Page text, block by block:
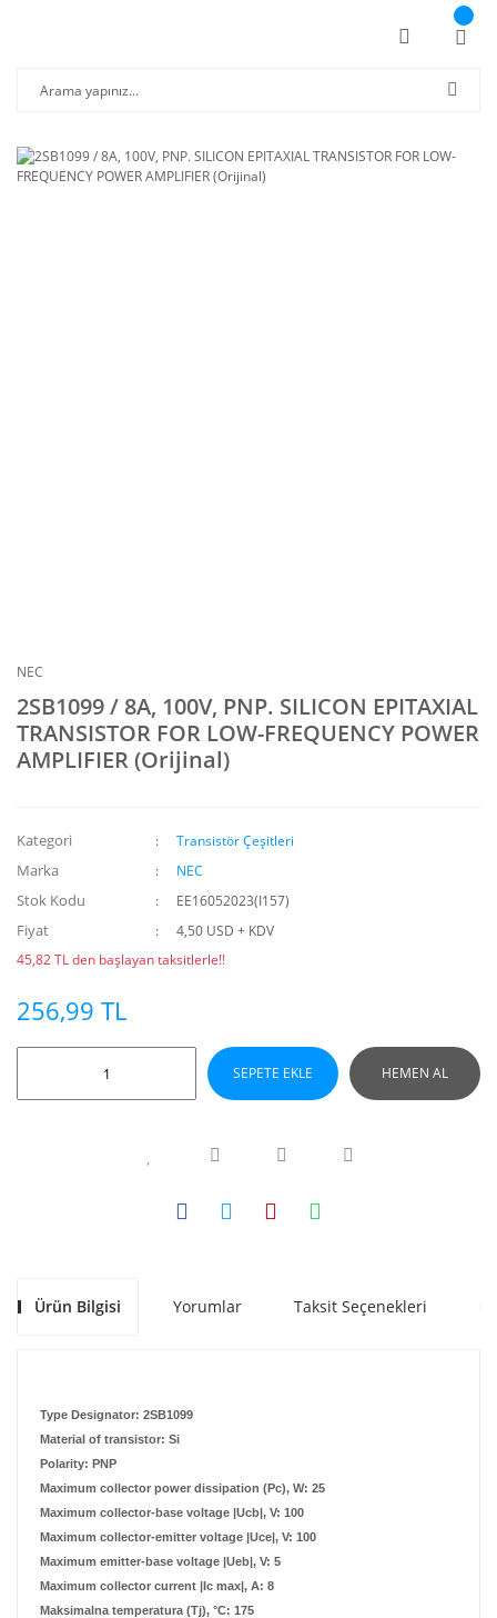
NEC
2SB1099 / 8A, 100V, PNP. SILICON EPITAXIAL
TRANSISTOR FOR LOW-FREQUENCY POWER
AMPLIFIER (Orijinal)
Kategori Transistör Çeşitleri
Marka NEC
Stok Kodu EE16052023(I157)
Fiyat
4,50 USD + KDV
45,82 TL den başlayan taksitlerle!!
256,99 TL
SEPETE EKLE HEMEN AL
Ürün Bilgisi Yorumlar Taksit Seçenekleri
Type Designator: 2SB1099
Material of transistor: Si
Polarity: PNP
Maximum collector power dissipation (Pc), W: 25
Maximum collector-base voltage |Ucb|, V: 100
Maximum collector-emitter voltage |Uce|, V: 100
Maximum emitter-base voltage |Ueb|, V: 5
Maximum collector current |Ic max|, A: 8
Maksimalna temperatura (Tj), °C: 175